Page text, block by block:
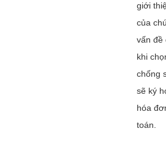
giới
của
vấn đề
khi
chống
sẽ ký
hóa
toán.